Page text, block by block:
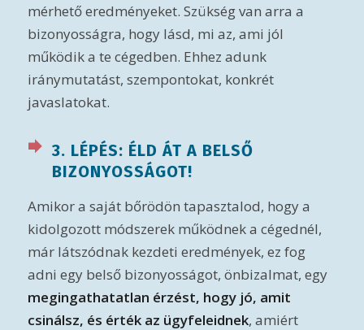
mérhető eredményeket. Szükség van arra a
bizonyosságra, hogy lásd, mi az, ami jól
működik a te cégedben. Ehhez adunk
iránymutatást, szempontokat, konkrét
javaslatokat.
3. LÉPÉS: ÉLD ÁT A BELSŐ
BIZONYOSSÁGOT!
Amikor a saját bőrödön tapasztalod, hogy a
kidolgozott módszerek működnek a cégednél,
már látszódnak kezdeti eredmények, ez fog
adni egy belső bizonyosságot, önbizalmat, egy
megingathatatlan érzést, hogy jó, amit
csinálsz, és érték az ügyfeleidnek, amiért